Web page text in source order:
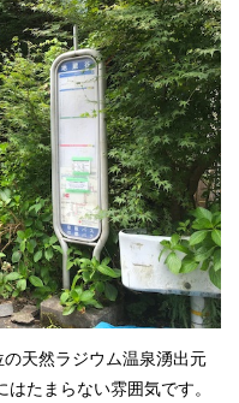
天然ラジウム温泉湧出元
たまらない雰囲気です。